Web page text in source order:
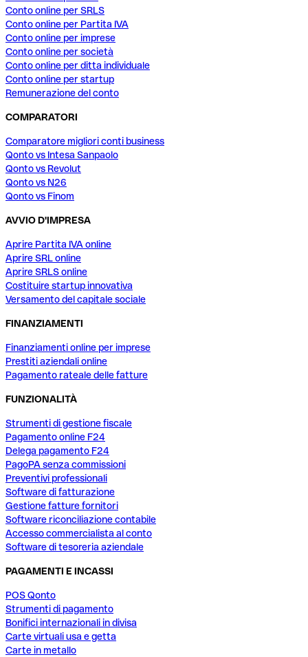
Conto online per SRLS
Conto online per Partita IVA
Conto online per imprese
Conto online per società
Conto online per ditta individuale
Conto online per startup
Remunerazione del conto
COMPARATORI
Comparatore migliori conti business
Qonto vs Intesa Sanpaolo
Qonto vs Revolut
Qonto vs N26
Qonto vs Finom
AVVIO D'IMPRESA
Aprire Partita IVA online
Aprire SRL online
Aprire SRLS online
Costituire startup innovativa
Versamento del capitale sociale
FINANZIAMENTI
Finanziamenti online per imprese
Prestiti aziendali online
Pagamento rateale delle fatture
FUNZIONALITÀ
Strumenti di gestione fiscale
Pagamento online F24
Delega pagamento F24
PagoPA senza commissioni
Preventivi professionali
Software di fatturazione
Gestione fatture fornitori
Software riconciliazione contabile
Accesso commercialista al conto
Software di tesoreria aziendale
PAGAMENTI E INCASSI
POS Qonto
Strumenti di pagamento
Bonifici internazionali in divisa
Carte virtuali usa e getta
Carte in metallo